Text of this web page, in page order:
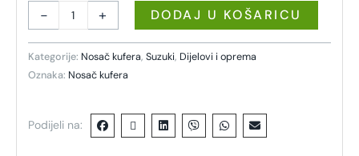
- + DODAJ U KOŠARICU
Kategorije: Nosač kufera, Suzuki, Dijelovi i oprema
Oznaka: Nosač kufera
Podijeli na: